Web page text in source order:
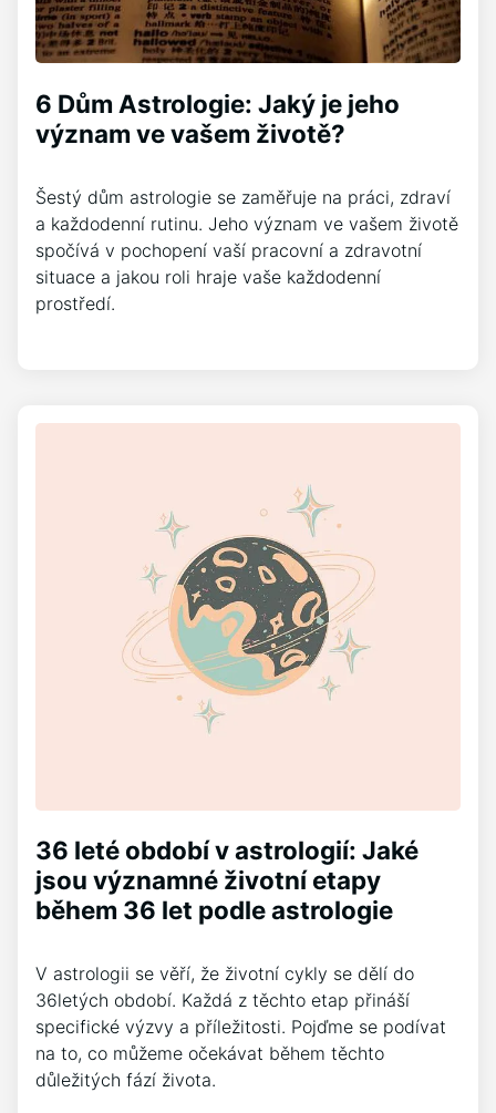
6 Dům Astrologie: Jaký je jeho
význam ve vašem životě?
Šestý dům astrologie se zaměřuje na práci, zdraví
a každodenní rutinu. Jeho význam ve vašem životě
spočívá v pochopení vaší pracovní a zdravotní
situace a jakou roli hraje vaše každodenní
prostředí.
36 leté období v astrologií: Jaké
jsou významné životní etapy
během 36 let podle astrologie
V astrologii se věří, že životní cykly se dělí do
36letých období. Každá z těchto etap přináší
specifické výzvy a příležitosti. Pojďme se podívat
na to, co můžeme očekávat během těchto
důležitých fází života.